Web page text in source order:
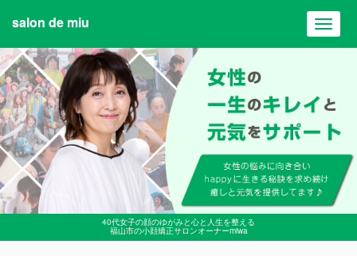
40代女子の顔のゆがみと心と人生を整える
福山市の小顔矯正サロンオーナーmiwa
salon de miu